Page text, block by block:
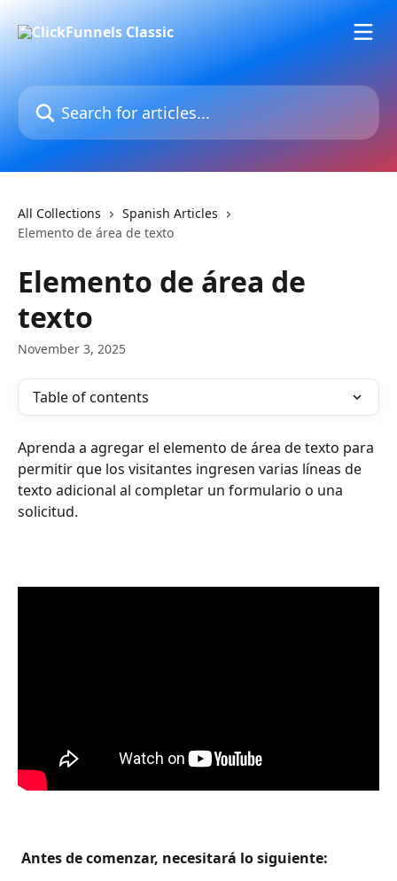
Search for articles...
All Collections
Spanish Articles
Elemento de área de texto
Elemento de área de
texto
November 3, 2025
Table of contents
Aprenda a agregar el elemento de área de texto para
permitir que los visitantes ingresen varias líneas de
texto adicional al completar un formulario o una
solicitud.
Antes de comenzar, necesitará lo siguiente: